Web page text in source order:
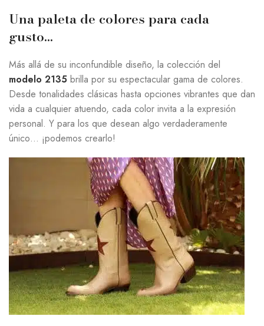
Una paleta de colores para cada
gusto…
Más allá de su inconfundible diseño, la colección del
modelo 2135 brilla por su espectacular gama de colores.
Desde tonalidades clásicas hasta opciones vibrantes que dan
vida a cualquier atuendo, cada color invita a la expresión
personal. Y para los que desean algo verdaderamente
único… ¡podemos crearlo!